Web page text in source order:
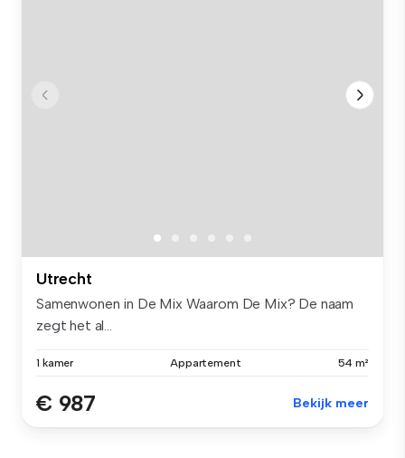
Utrecht
Samenwonen in De Mix Waarom De Mix? De naam
zegt het al...
1 kamer Appartement 54 m²
€ 987 Bekijk meer